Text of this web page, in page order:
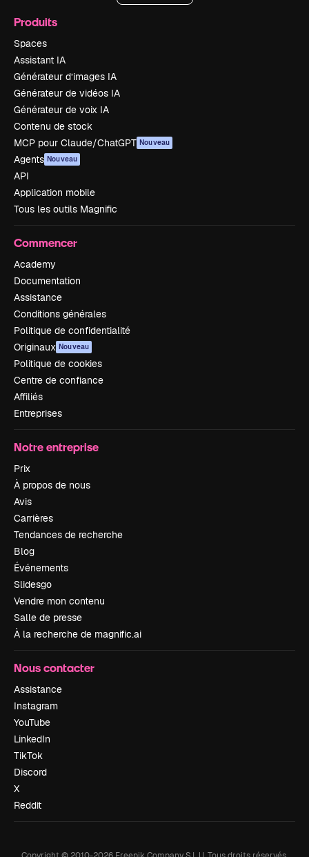
Produits
Spaces
Assistant IA
Générateur d’images IA
Générateur de vidéos IA
Générateur de voix IA
Contenu de stock
MCP pour Claude/ChatGPT Nouveau
Agents Nouveau
API
Application mobile
Tous les outils Magnific
Commencer
Academy
Documentation
Assistance
Conditions générales
Politique de confidentialité
Originaux Nouveau
Politique de cookies
Centre de confiance
Affiliés
Entreprises
Notre entreprise
Prix
À propos de nous
Avis
Carrières
Tendances de recherche
Blog
Événements
Slidesgo
Vendre mon contenu
Salle de presse
À la recherche de magnific.ai
Nous contacter
Assistance
Instagram
YouTube
LinkedIn
TikTok
Discord
X
Reddit